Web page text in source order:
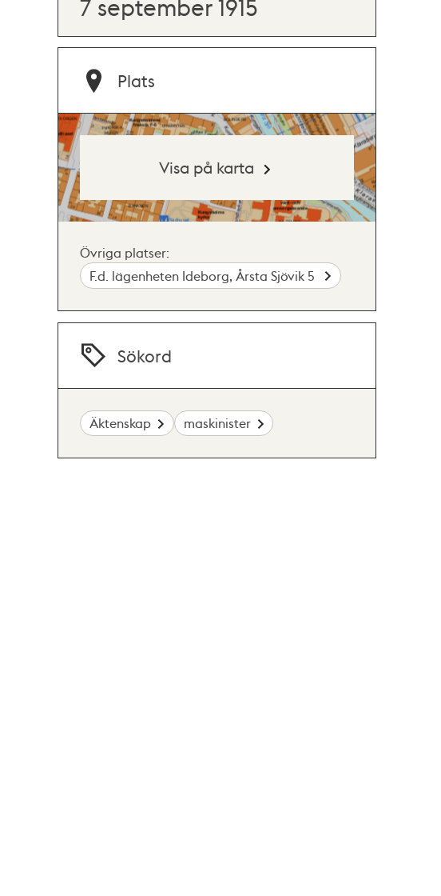
7 september 1915
Plats
Visa på karta
Övriga platser:
F.d. lägenheten Ideborg, Årsta Sjövik 5
Sökord
Äktenskap maskinister